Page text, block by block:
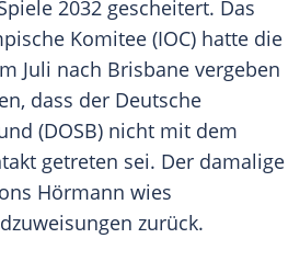
2032 gescheitert. Das
Komitee (IOC) hatte die
Juli nach Brisbane vergeben
dass der Deutsche
(DOSB) nicht mit dem
getreten sei. Der damalige
Hörmann wies
zurück.